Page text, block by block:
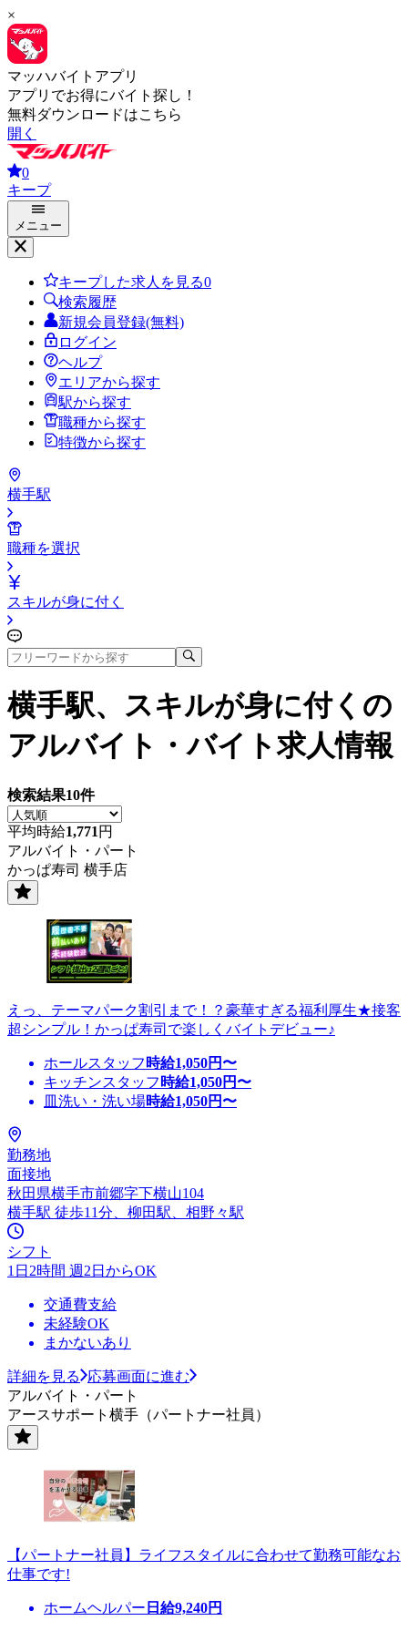
×
マッハバイトアプリ
アプリでお得にバイト探し！
無料ダウンロードはこちら
開く
0
キープ
メニュー
キープした求人を見る0
検索履歴
新規会員登録(無料)
ログイン
ヘルプ
エリアから探す
駅から探す
職種から探す
特徴から探す
横手駅
職種を選択
スキルが身に付く
横手駅、スキルが身に付く の
アルバイト・バイト求人情報
検索結果10件
平均時給1,771 円
アルバイト・パート
かっぱ寿司 横手店
えっ、テーマパーク割引まで！？豪華すぎる福利厚生★接客
超シンプル！かっぱ寿司で楽しくバイトデビュー♪
ホールスタッフ 時給1,050円〜
キッチンスタッフ 時給1,050円〜
皿洗い・洗い場時給1,050円〜
勤務地
面接地
秋田県横手市前郷字下横山104
横手駅 徒歩11分、柳田駅、相野々駅
シフト
1日2時間 週2日からOK
交通費支給
未経験OK
まかないあり
詳細を見る
応募画面に進む
アルバイト・パート
アースサポート横手（パートナー社員）
【パートナー社員】ライフスタイルに合わせて勤務可能なお
仕事です!
ホームヘルパー 日給9,240円